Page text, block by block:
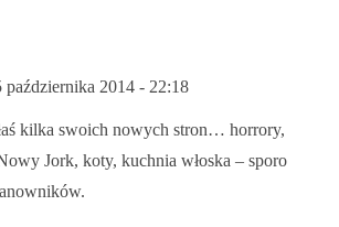
października 2014 - 22:18
kilka swoich nowych stron… horrory,
Jork, koty, kuchnia włoska – sporo